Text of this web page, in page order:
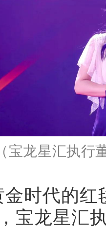
（宝龙星汇执行
时代的红
宝龙星汇